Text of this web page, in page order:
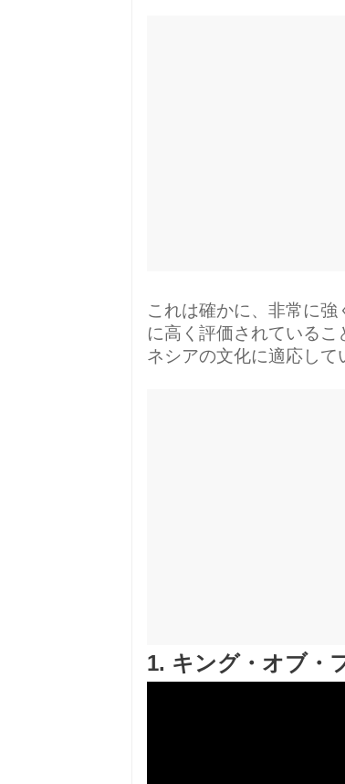
これは確かに、非常に
に高く評価されている
ネシアの文化に適応して
1. キング・オブ・